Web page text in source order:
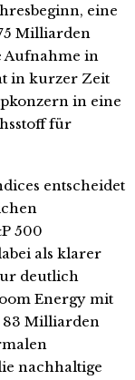
eine
Milliarden
in
in kurzer Zeit
in eine
für
entscheidet
500
als klarer
deutlich
Energy mit
Milliarden
nachhaltige